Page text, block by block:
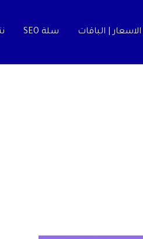
الاسعار | الباقات سلة SEO